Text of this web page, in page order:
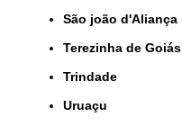
São joão d'Aliança
Terezinha de Goiás
Trindade
Uruaçu